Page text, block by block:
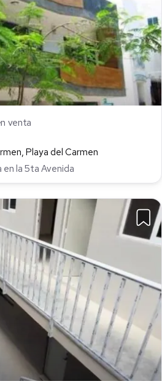
venta
Playa del Carmen
la 5ta Avenida